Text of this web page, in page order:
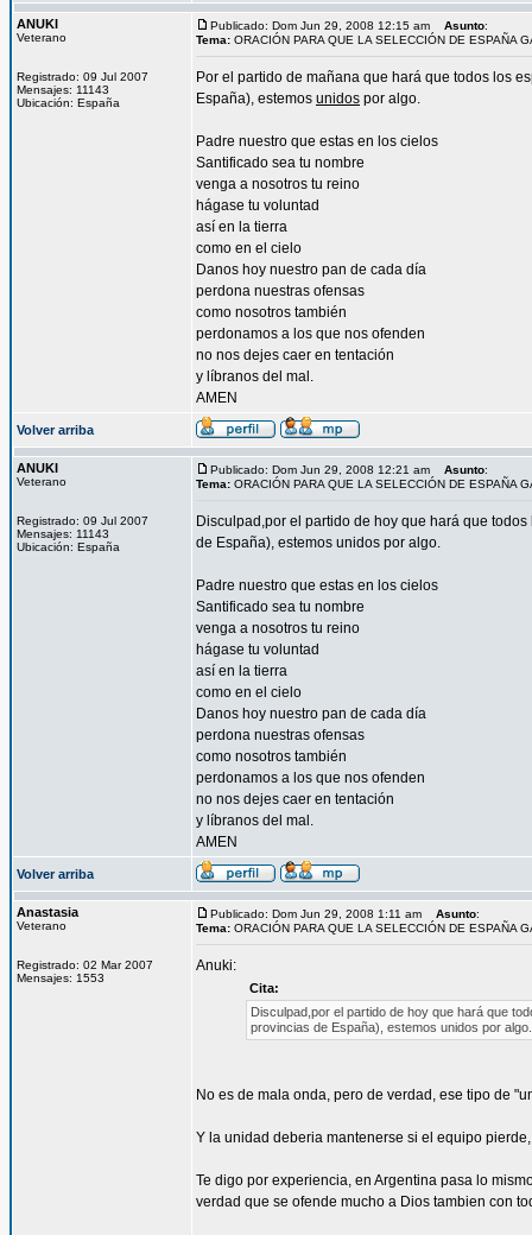
ANUKI
Veterano
Registrado: 09 Jul 2007
Mensajes: 11143
Ubicación: España
Publicado: Dom Jun 29, 2008 12:15 am Asunto:
Tema: ORACIÓN PARA QUE LA SELECCIÓN DE ESPAÑA
Por el partido de mañana que hará que todos los
España), estemos unidos por algo.
Padre nuestro que estas en los cielos
Santificado sea tu nombre
venga a nosotros tu reino
hágase tu voluntad
así en la tierra
como en el cielo
Danos hoy nuestro pan de cada día
perdona nuestras ofensas
como nosotros también
perdonamos a los que nos ofenden
no nos dejes caer en tentación
y líbranos del mal.
AMEN
Volver arriba
ANUKI
Veterano
Registrado: 09 Jul 2007
Mensajes: 11143
Ubicación: España
Publicado: Dom Jun 29, 2008 12:21 am Asunto:
Tema: ORACIÓN PARA QUE LA SELECCIÓN DE ESPAÑA
Disculpad,por el partido de hoy que hará que
de España), estemos unidos por algo.
Padre nuestro que estas en los cielos
Santificado sea tu nombre
venga a nosotros tu reino
hágase tu voluntad
así en la tierra
como en el cielo
Danos hoy nuestro pan de cada día
perdona nuestras ofensas
como nosotros también
perdonamos a los que nos ofenden
no nos dejes caer en tentación
y líbranos del mal.
AMEN
Volver arriba
Anastasia
Veterano
Registrado: 02 Mar 2007
Mensajes: 1553
Publicado: Dom Jun 29, 2008 1:11 am Asunto:
Tema: ORACIÓN PARA QUE LA SELECCIÓN DE ESPAÑA
Anuki:
Cita:
Disculpad,por el partido de hoy que hará que
provincias de España), estemos unidos por algo.
No es de mala onda, pero de verdad, ese tipo de
Y la unidad deberia mantenerse si el equipo
Te digo por experiencia, en Argentina pasa lo
verdad que se ofende mucho a Dios tambien con